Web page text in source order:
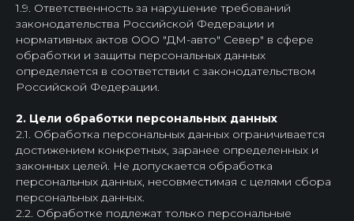
1.9. Ответственность за нарушение требований
законодательства Российской Федерации и
нормативных актов ООО "ДМ-авто" Север" в сфере
обработки и защиты персональных данных
определяется в соответствии с законодательством
Российской Федерации.
2. Цели обработки персональных данных
2.1. Обработка персональных данных ограничивается
достижением конкретных, заранее определенных и
законных целей. Не допускается обработка
персональных данных, несовместимая с целями сбора
персональных данных.
2.2. Обработке подлежат только персональные